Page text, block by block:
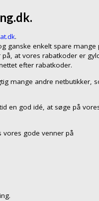
.
ganske enkelt spare mange
at vores rabatkoder er
efter rabatkoder.
mange andre netbutikker,
en god idé, at søge på
vores gode venner på